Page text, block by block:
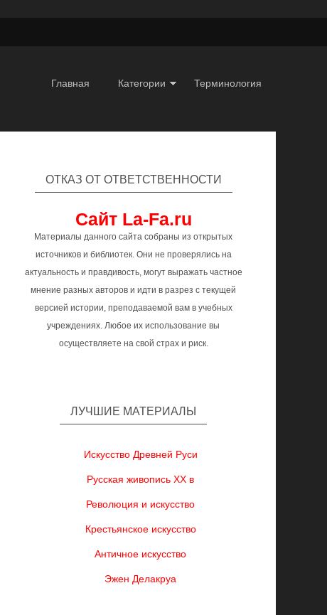
Главная Категории Терминология
ОТКАЗ ОТ ОТВЕТСТВЕННОСТИ
Сайт La-Fa.ru
Материалы данного сайта собраны из открытых
источников и библиотек. Они не проверялись на
актуальность и правдивость, могут выражать частное
мнение разных авторов и идти в разрез с текущей
версией истории, преподаваемой вам в учебных
учреждениях. Любое их использование вы
осуществляете на свой страх и риск.
ЛУЧШИЕ МАТЕРИАЛЫ
Искусство Древней Руси
Русская живопись XX в
Революция и искусство
Крестьянское искусство
Античное искусство
Эжен Делакруа